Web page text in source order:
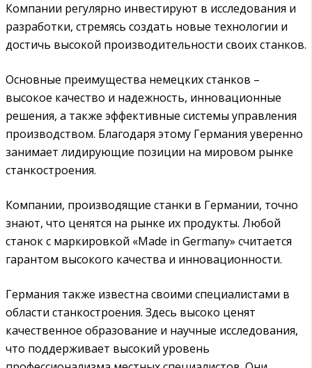
Компании регулярно инвестируют в исследования и
разработки, стремясь создать новые технологии и
достичь высокой производительности своих станков.
Основные преимущества немецких станков –
высокое качество и надежность, инновационные
решения, а также эффективные системы управления
производством. Благодаря этому Германия уверенно
занимает лидирующие позиции на мировом рынке
станкостроения.
Компании, производящие станки в Германии, точно
знают, что ценятся на рынке их продукты. Любой
станок с маркировкой «Made in Germany» считается
гарантом высокого качества и инновационности.
Германия также известна своими специалистами в
области станкостроения. Здесь высоко ценят
качественное образование и научные исследования,
что поддерживает высокий уровень